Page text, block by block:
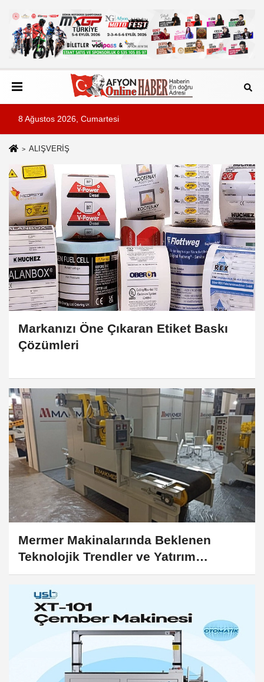
8 Ağustos 2026, Cumartesi
ALIŞVERİŞ
Markanızı Öne Çıkaran Etiket Baskı
Çözümleri
Mermer Makinalarında Beklenen
Teknolojik Trendler ve Yatırım
Önerileri